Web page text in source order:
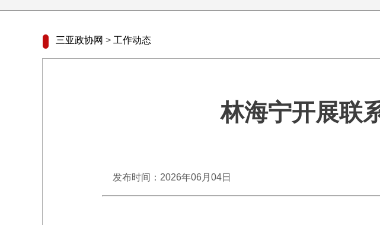
三亚政协网 > 工作动态
林海宁开展联
发布时间：2026年06月04日